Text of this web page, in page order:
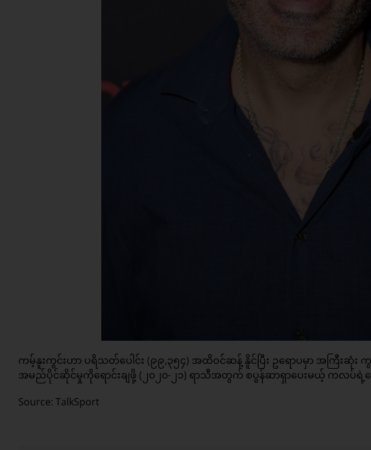
ကမ့်နူးကွင်းဟာ ပရိသတ်ပေါင်း (၉၉,၃၅၄) အထိဝင်ဆန့် နိူင်ပြီး ဥရောပမှာ အကြီးဆုံ
အမည်ပိုင်ဆိုင်မှုကိုရောင်းချဖို့ (၂၀၂၀-၂၁) ရာသီအတွက် စပွန်ဆာရှာပေးမယ့် ကလပ်ရဲ့ဖေ
Source: TalkSport